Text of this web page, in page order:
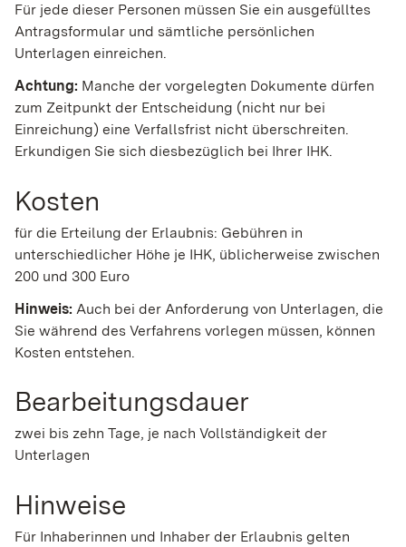
Für jede dieser Personen müssen Sie ein ausgefülltes
Antragsformular und sämtliche persönlichen
Unterlagen einreichen.
Achtung: Manche der vorgelegten Dokumente dürfen
zum Zeitpunkt der Entscheidung (nicht nur bei
Einreichung) eine Verfallsfrist nicht überschreiten.
Erkundigen Sie sich diesbezüglich bei Ihrer IHK.
Kosten
für die Erteilung der Erlaubnis: Gebühren in
unterschiedlicher Höhe je IHK, üblicherweise zwischen
200 und 300 Euro
Hinweis: Auch bei der Anforderung von Unterlagen, die
Sie während des Verfahrens vorlegen müssen, können
Kosten entstehen.
Bearbeitungsdauer
zwei bis zehn Tage, je nach Vollständigkeit der
Unterlagen
Hinweise
Für Inhaberinnen und Inhaber der Erlaubnis gelten